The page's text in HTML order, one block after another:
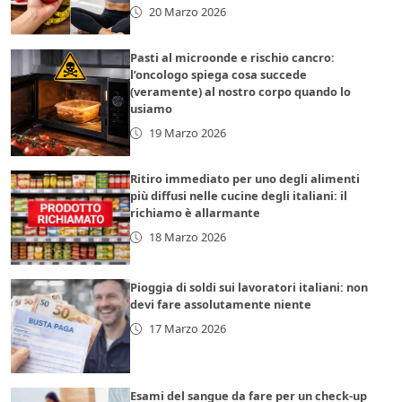
20 Marzo 2026
Pasti al microonde e rischio cancro:
l’oncologo spiega cosa succede
(veramente) al nostro corpo quando lo
usiamo
19 Marzo 2026
Ritiro immediato per uno degli alimenti
più diffusi nelle cucine degli italiani: il
richiamo è allarmante
18 Marzo 2026
Pioggia di soldi sui lavoratori italiani: non
devi fare assolutamente niente
17 Marzo 2026
Esami del sangue da fare per un check-up